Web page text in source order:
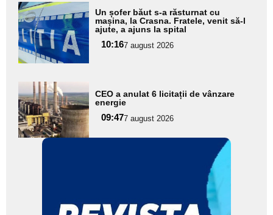
Adaugă
aici textul
pentru
subtitlu
Un șofer băut s-a răsturnat cu
mașina, la Crasna. Fratele, venit să-l
ajute, a ajuns la spital
10:167 august 2026
Adaugă
aici textul
pentru
subtitlu
CEO a anulat 6 licitații de vânzare
energie
09:477 august 2026